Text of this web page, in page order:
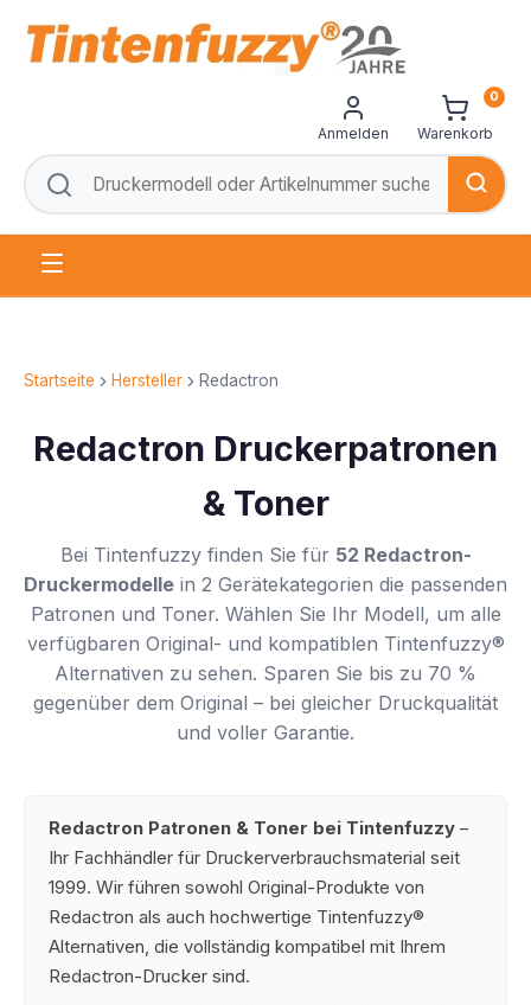
Anmelden Warenkorb
0
Startseite Hersteller Redactron
Redactron Druckerpatronen
& Toner
Bei Tintenfuzzy finden Sie für 52 Redactron-
Druckermodelle in 2 Gerätekategorien die passenden
Patronen und Toner. Wählen Sie Ihr Modell, um alle
verfügbaren Original- und kompatiblen Tintenfuzzy®
Alternativen zu sehen. Sparen Sie bis zu 70 %
gegenüber dem Original – bei gleicher Druckqualität
und voller Garantie.
Redactron Patronen & Toner bei Tintenfuzzy –
Ihr Fachhändler für Druckerverbrauchsmaterial seit
1999. Wir führen sowohl Original-Produkte von
Redactron als auch hochwertige Tintenfuzzy®
Alternativen, die vollständig kompatibel mit Ihrem
Redactron-Drucker sind.